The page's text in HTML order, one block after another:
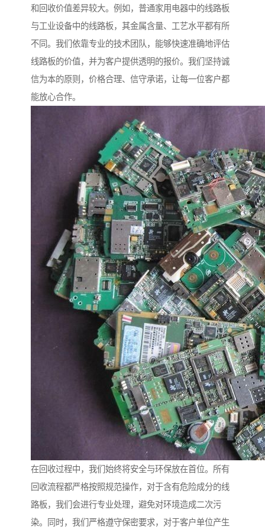
和回收价值差异较大。例如，普通家用电器中的线路板
与工业设备中的线路板，其金属含量、工艺水平都有所
不同。我们依靠专业的技术团队，能够快速准确地评估
线路板的价值，并为客户提供透明的报价。我们坚持诚
信为本的原则，价格合理、信守承诺，让每一位客户都
能放心合作。
在回收过程中，我们始终将安全与环保放在首位。所有
回收流程都严格按照规范操作，对于含有危险成分的线
路板，我们会进行专业处理，避免对环境造成二次污
染。同时，我们严格遵守保密要求，对于客户单位产生